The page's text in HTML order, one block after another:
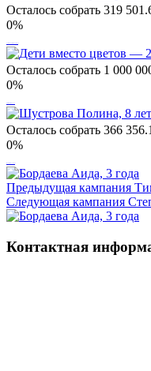
Осталось собрать 319
0%
Осталось собрать 1 000
0%
Осталось собрать 366
0%
Предыдущая кампания
Следующая кампания
Контактная